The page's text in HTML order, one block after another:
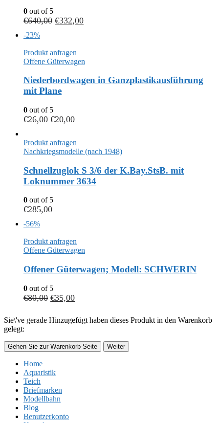
0 out of 5
€640,00 €332,00
-23%
Produkt anfragen
Offene Güterwagen
Niederbordwagen in Ganzplastikausführung
mit Plane
0 out of 5
€26,00 €20,00
Produkt anfragen
Nachkriegsmodelle (nach 1948)
Schnellzuglok S 3/6 der K.Bay.StsB. mit
Loknummer 3634
0 out of 5
€285,00
-56%
Produkt anfragen
Offene Güterwagen
Offener Güterwagen; Modell: SCHWERIN
0 out of 5
€80,00 €35,00
Sie\'ve gerade Hinzugefügt haben dieses Produkt in den Warenkorb
gelegt:
Gehen Sie zur Warenkorb-Seite Weiter
Home
Aquaristik
Teich
Briefmarken
Modellbahn
Blog
Benutzerkonto